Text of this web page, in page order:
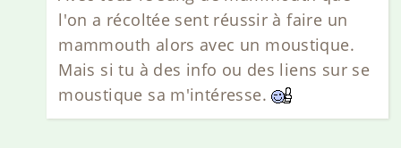
l'on a récoltée sent réussir à faire un
mammouth alors avec un moustique.
Mais si tu à des info ou des liens sur se
moustique sa m'intéresse.